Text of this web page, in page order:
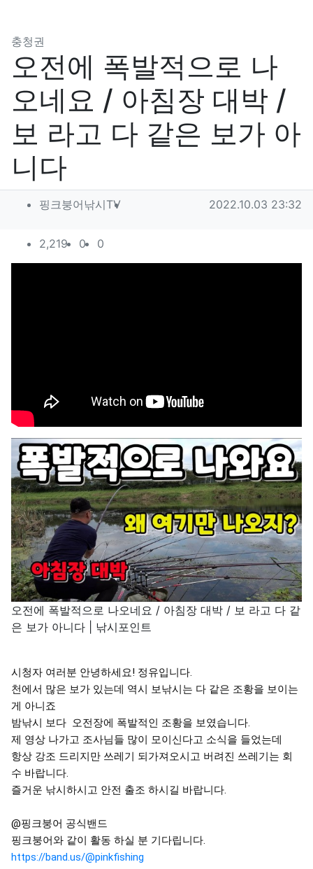
충청권
오전에 폭발적으로 나
오네요 / 아침장 대박 /
보 라고 다 같은 보가 아
니다
작성자 정보
핑크붕어낚시TV작성 작성일
2022.10.03 23:32
컨텐츠 정보
2,219조회
0추천
0
오전에 폭발적으로 나오네요 / 아침장 대박 / 보 라고 다 같
은 보가 아니다 | 낚시포인트
시청자 여러분 안녕하세요! 정유입니다.
천에서 많은 보가 있는데 역시 보낚시는 다 같은 조황을 보이는
게 아니죠
밤낚시 보다  오전장에 폭발적인 조황을 보였습니다.
제 영상 나가고 조사님들 많이 모이신다고 소식을 들었는데
항상 강조 드리지만 쓰레기 되가져오시고 버려진 쓰레기는 회
수 바랍니다.
즐거운 낚시하시고 안전 출조 하시길 바랍니다.
@핑크붕어 공식밴드
https://band.us/@pinkfishing